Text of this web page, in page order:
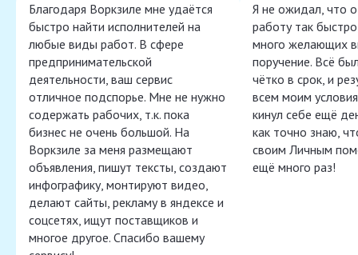
Благодаря Воркзиле мне удаётся
быстро найти исполнителей на
любые виды работ. В сфере
предпринимательской
деятельности, ваш сервис
отличное подспорье. Мне не нужно
содержать рабочих, т.к. пока
бизнес не очень большой. На
Воркзиле за меня размещают
объявления, пишут тексты, создают
инфографику, монтируют видео,
делают сайты, рекламу в яндексе и
соцсетях, ищут поставщиков и
многое другое. Спасибо вашему
Я не ожидал, что
работу так
много желающих
поручение. Всё
чётко в срок, и
всем моим
кинул себе ещё
как точно знаю,
своим Личным
ещё много раз!